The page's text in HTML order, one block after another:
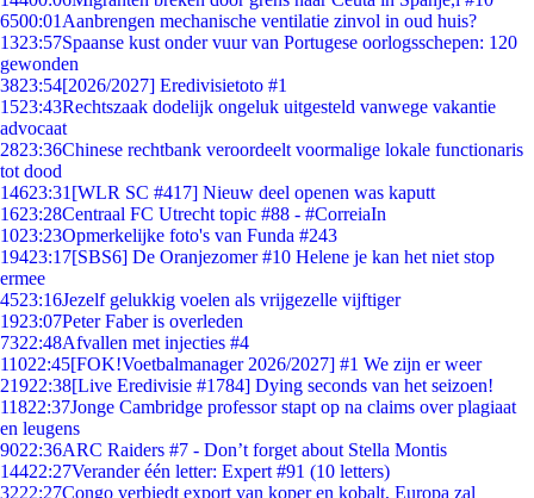
6500:01 Aanbrengen mechanische ventilatie zinvol in oud huis?
1323:57Spaanse kust onder vuur van Portugese oorlogsschepen: 120
gewonden
3823:54[2026/2027] Eredivisietoto #1
1523:43Rechtszaak dodelijk ongeluk uitgesteld vanwege vakantie
advocaat
2823:36Chinese rechtbank veroordeelt voormalige lokale functionaris
tot dood
14623:31 [WLR SC #417] Nieuw deel openen was kaputt
1623:28Centraal FC Utrecht topic #88 - #CorreiaIn
1023:23Opmerkelijke foto's van Funda #243
19423:17[SBS6] De Oranjezomer #10 Helene je kan het niet stop
ermee
4523:16Jezelf gelukkig voelen als vrijgezelle vijftiger
1923:07Peter Faber is overleden
7322:48Afvallen met injecties #4
11022:45[FOK!Voetbalmanager 2026/2027] #1 We zijn er weer
21922:38[Live Eredivisie #1784] Dying seconds van het seizoen!
11822:37Jonge Cambridge professor stapt op na claims over plagiaat
en leugens
9022:36ARC Raiders #7 - Don’t forget about Stella Montis
14422:27Verander één letter: Expert #91 (10 letters)
3222:27Congo verbiedt export van koper en kobalt, Europa zal